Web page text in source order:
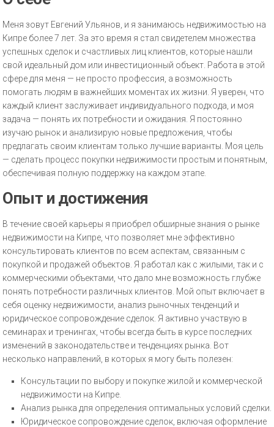
Меня зовут Евгений Ульянов, и я занимаюсь недвижимостью на
Кипре более 7 лет. За это время я стал свидетелем множества
успешных сделок и счастливых лиц клиентов, которые нашли
свой идеальный дом или инвестиционный объект. Работа в этой
сфере для меня — не просто профессия, а возможность
помогать людям в важнейших моментах их жизни. Я уверен, что
каждый клиент заслуживает индивидуального подхода, и моя
задача — понять их потребности и ожидания. Я постоянно
изучаю рынок и анализирую новые предложения, чтобы
предлагать своим клиентам только лучшие варианты. Моя цель
— сделать процесс покупки недвижимости простым и понятным,
обеспечивая полную поддержку на каждом этапе.
Опыт и достижения
В течение своей карьеры я приобрел обширные знания о рынке
недвижимости на Кипре, что позволяет мне эффективно
консультировать клиентов по всем аспектам, связанным с
покупкой и продажей объектов. Я работал как с жилыми, так и с
коммерческими объектами, что дало мне возможность глубже
понять потребности различных клиентов. Мой опыт включает в
себя оценку недвижимости, анализ рыночных тенденций и
юридическое сопровождение сделок. Я активно участвую в
семинарах и тренингах, чтобы всегда быть в курсе последних
изменений в законодательстве и тенденциях рынка. Вот
несколько направлений, в которых я могу быть полезен:
Консультации по выбору и покупке жилой и коммерческой
недвижимости на Кипре.
Анализ рынка для определения оптимальных условий сделки.
Юридическое сопровождение сделок, включая оформление